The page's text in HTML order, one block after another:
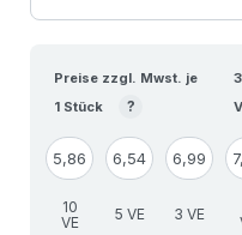
Preise zzgl. Mwst. je
1 Stück
?
5,86 6,54 6,99
10
VE
5 VE 3 VE